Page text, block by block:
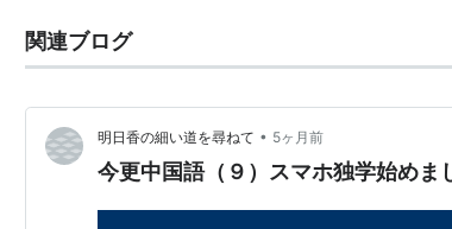
ースが多いが、これはそれらの地名が広東語であ
「香港(ホンコン)」Xianggang、「澳門(マカオ)
関連ブログ
明日香の細い道を尋ねて • 5ヶ月前
今更中国語（９）スマホ独学始めま